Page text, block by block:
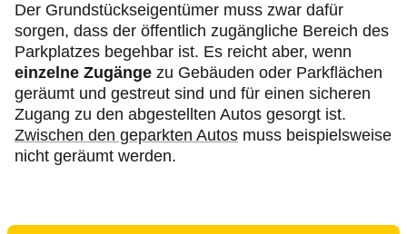
Der Grundstückseigentümer muss zwar dafür
sorgen, dass der öffentlich zugängliche Bereich des
Parkplatzes begehbar ist. Es reicht aber, wenn
einzelne Zugänge zu Gebäuden oder Parkflächen
geräumt und gestreut sind und für einen sicheren
Zugang zu den abgestellten Autos gesorgt ist.
Zwischen den geparkten Autos muss beispielsweise
nicht geräumt werden.